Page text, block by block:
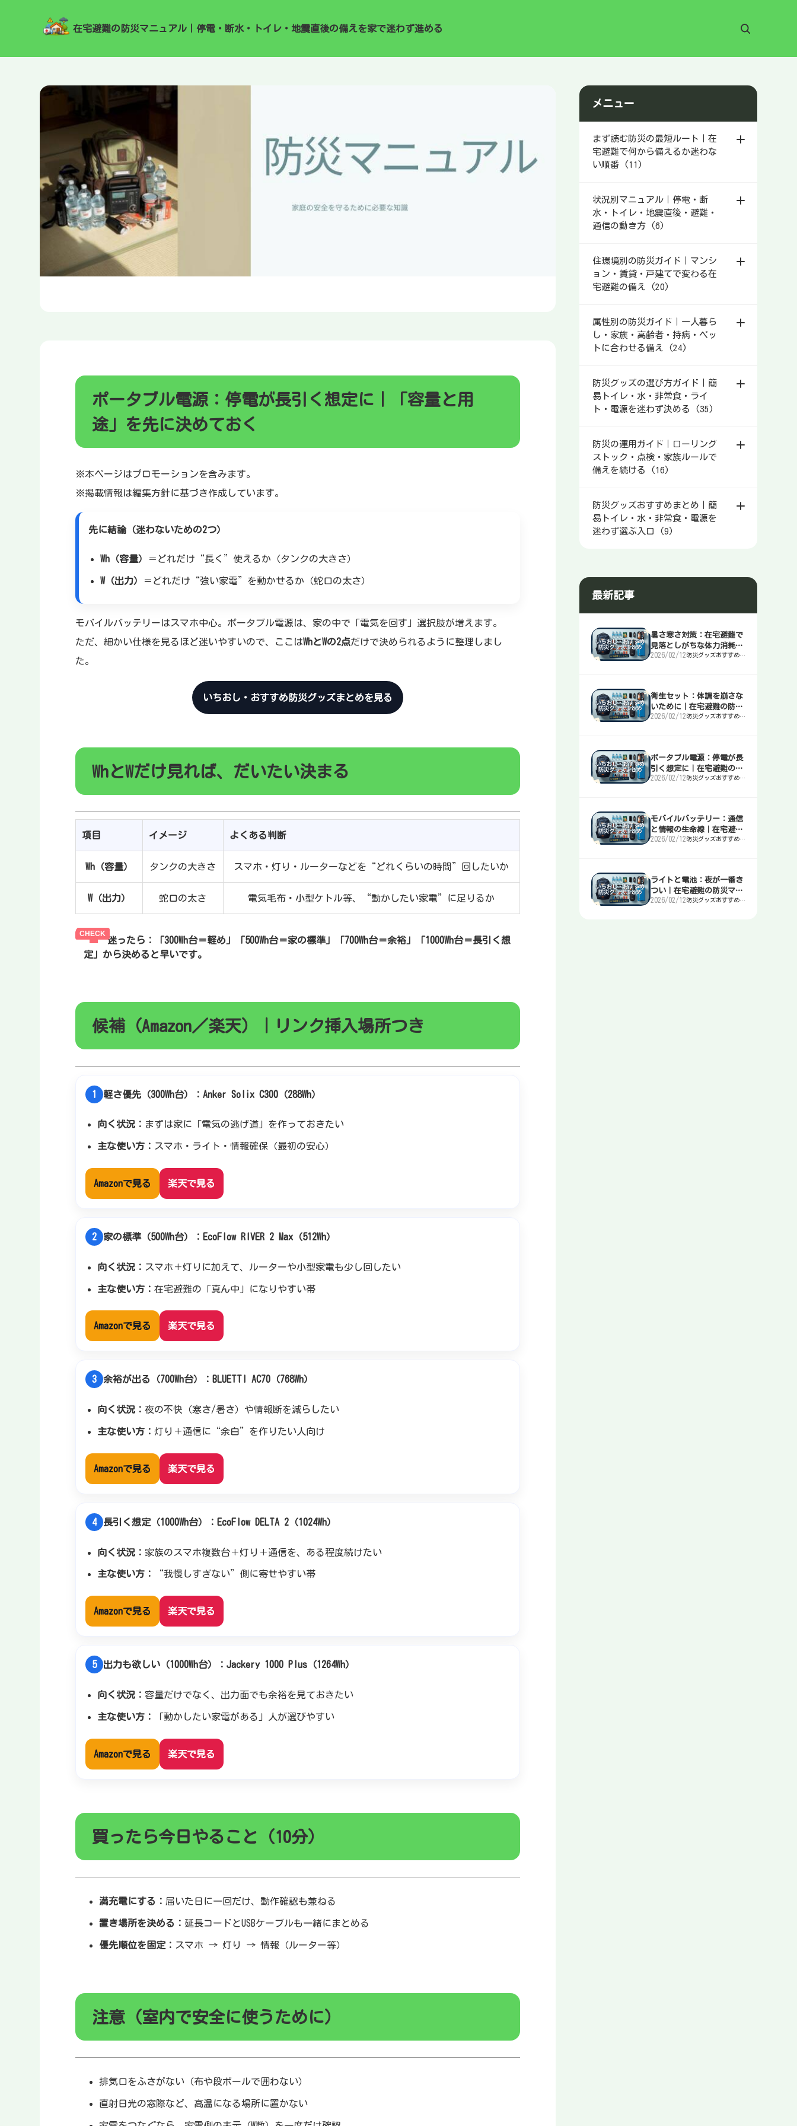
在宅避難の防災マニュアル｜停電・断水・トイレ・地震直後の備えを家で迷わず進める
ポータブル電源：停電が長引く想定に｜「容量と用
途」を先に決めておく
※本ページはプロモーションを含みます。
※掲載情報は編集方針に基づき作成しています。
先に結論（迷わないための2つ）
Wh（容量） ＝どれだけ“長く”使えるか（タンクの大きさ）
W（出力） ＝どれだけ“強い家電”を動かせるか（蛇口の太さ）
モバイルバッテリーはスマホ中心。ポータブル電源は、家の中で「電気を回す」選択肢が増えます。
ただ、細かい仕様を見るほど迷いやすいので、ここはWhとWの2点だけで決められるように整理しまし
た。
いちおし・おすすめ防災グッズまとめを見る
WhとWだけ見れば、だいたい決まる
項目 イメージ よくある判断
Wh（容量） タンクの大きさ スマホ・灯り・ルーターなどを“どれくらいの時間”回したいか
W（出力） 蛇口の太さ 電気毛布・小型ケトル等、“動かしたい家電”に足りるか
迷ったら：
「300Wh台＝軽め」「500Wh台＝家の標準」「700Wh台＝余裕」「1000Wh台＝長引く想
定」から決めると早いです。
候補（Amazon／楽天）｜リンク挿入場所つき
1 軽さ優先（300Wh台）：Anker Solix C300（288Wh）
向く状況： まずは家に「電気の逃げ道」を作っておきたい
主な使い方： スマホ・ライト・情報確保（最初の安心）
Amazonで見る 楽天で見る
2 家の標準（500Wh台）：EcoFlow RIVER 2 Max（512Wh）
向く状況： スマホ＋灯りに加えて、ルーターや小型家電も少し回したい
主な使い方： 在宅避難の「真ん中」になりやすい帯
Amazonで見る 楽天で見る
3 余裕が出る（700Wh台）：BLUETTI AC70（768Wh）
向く状況： 夜の不快（寒さ/暑さ）や情報断を減らしたい
主な使い方： 灯り＋通信に“余白”を作りたい人向け
Amazonで見る 楽天で見る
4 長引く想定（1000Wh台）：EcoFlow DELTA 2（1024Wh）
向く状況： 家族のスマホ複数台＋灯り＋通信を、ある程度続けたい
主な使い方： “我慢しすぎない”側に寄せやすい帯
Amazonで見る 楽天で見る
5 出力も欲しい（1000Wh台）：Jackery 1000 Plus（1264Wh）
向く状況： 容量だけでなく、出力面でも余裕を見ておきたい
主な使い方： 「動かしたい家電がある」人が選びやすい
Amazonで見る 楽天で見る
買ったら今日やること（10分）
満充電にする： 届いた日に一回だけ、動作確認も兼ねる
置き場所を決める： 延長コードとUSBケーブルも一緒にまとめる
優先順位を固定： スマホ → 灯り → 情報（ルーター等）
注意（室内で安全に使うために）
排気口をふさがない（布や段ボールで囲わない）
直射日光の窓際など、高温になる場所に置かない
メニュー
まず読む防災の最短ルート｜在
宅避難で何から備えるか迷わな
い順番 (11)
状況別マニュアル｜停電・断
水・トイレ・地震直後・避難・
通信の動き方 (6)
住環境別の防災ガイド｜マンシ
ョン・賃貸・戸建てで変わる在
宅避難の備え (20)
属性別の防災ガイド｜一人暮ら
し・家族・高齢者・持病・ペッ
トに合わせる備え (24)
防災グッズの選び方ガイド｜簡
易トイレ・水・非常食・ライ
ト・電源を迷わず決める (35)
防災の運用ガイド｜ローリング
ストック・点検・家族ルールで
備えを続ける (16)
防災グッズおすすめまとめ｜簡
易トイレ・水・非常食・電源を
迷わず選ぶ入口 (9)
最新記事
暑さ寒さ対策：在宅避難で
見落としがちな体力消耗を
止める｜在宅避難の防災マ
2026/02/12 防災グッズおすすめま
衛生セット：体調を崩さな
いために｜在宅避難の防災
マニュアル
2026/02/12 防災グッズおすすめま
ポータブル電源：停電が長
引く想定に｜在宅避難の防
災マニュアル
2026/02/12 防災グッズおすすめま
モバイルバッテリー：通信
と情報の生命線｜在宅避難
の防災マニュアル
2026/02/12 防災グッズおすすめま
ライトと電池：夜が一番き
つい｜在宅避難の防災マニ
ュアル
2026/02/12 防災グッズおすすめま